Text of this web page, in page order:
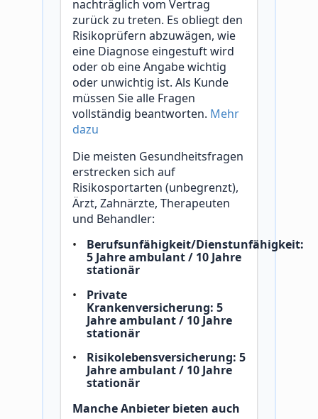
nachträglich vom Vertrag
zurück zu treten. Es obliegt den
Risikoprüfern abzuwägen, wie
eine Diagnose eingestuft wird
oder ob eine Angabe wichtig
oder unwichtig ist. Als Kunde
müssen Sie alle Fragen
vollständig beantworten. Mehr
dazu
Die meisten Gesundheitsfragen
erstrecken sich auf
Risikosportarten (unbegrenzt),
Ärzt, Zahnärzte, Therapeuten
und Behandler:
Berufsunfähigkeit/Dienstunfähigkeit:
5 Jahre ambulant / 10 Jahre
stationär
Private
Krankenversicherung: 5
Jahre ambulant / 10 Jahre
stationär
Risikolebensversicherung: 5
Jahre ambulant / 10 Jahre
stationär
Manche Anbieter bieten auch